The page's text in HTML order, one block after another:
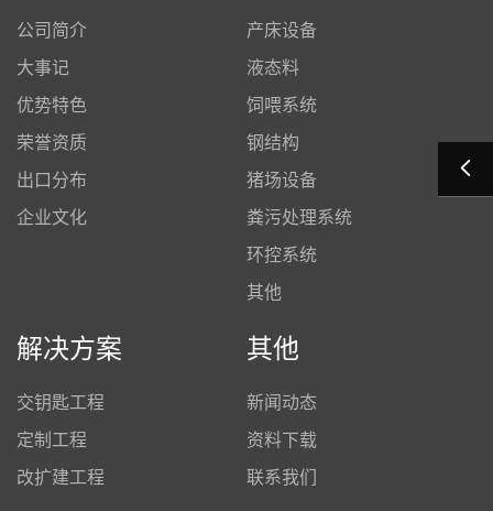
公司简介
大事记
优势特色
荣誉资质
出口分布
企业文化
产床设备
液态料
饲喂系统
钢结构
猪场设备
粪污处理系统
环控系统
其他
解决方案
交钥匙工程
定制工程
改扩建工程
其他
新闻动态
资料下载
联系我们